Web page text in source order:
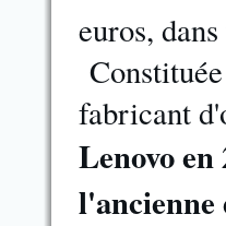
euros,
fabricant
Lenovo en